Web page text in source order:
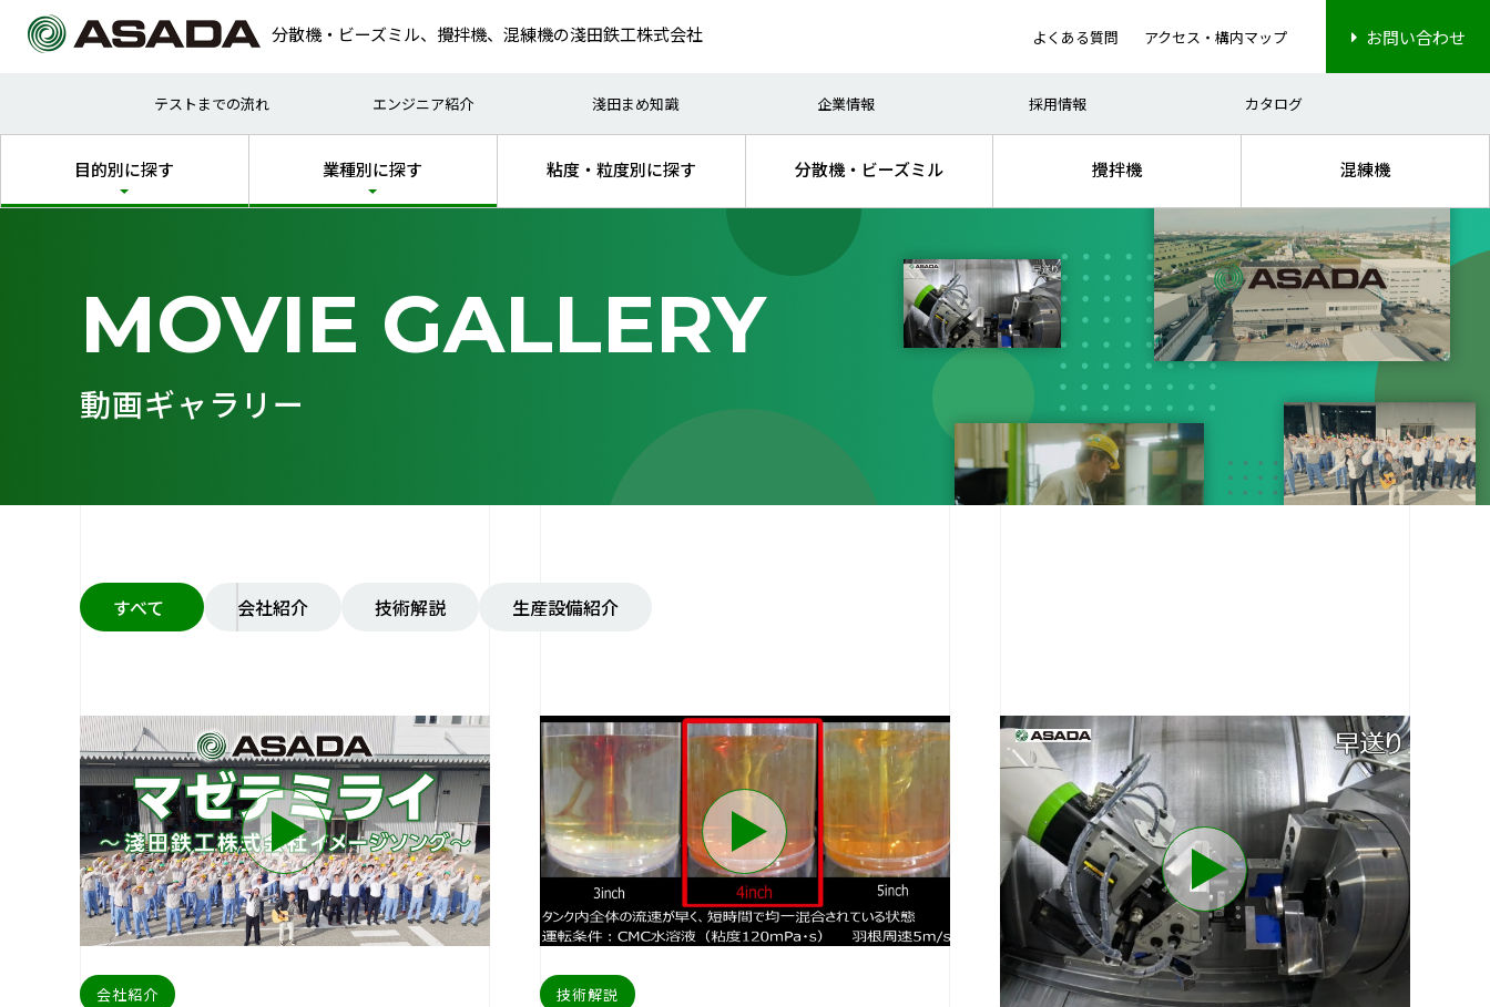
分散機・ビーズミル、攪拌機、混練機の淺田鉄工株式会社 よくある質問 アクセス・構内マップ お問い合わせ
テストまでの流れ エンジニア紹介 淺田まめ知識 企業情報 採用情報 カタログ
目的別に探す
試作（研究） ナノ分散 高粘度処理
乾式処理
混練
業種別に探す
塗料・インキ 電子部品 ディスプレイ
化粧品・医薬品
機能性材料
粘度・粒度別に探す
分散機・ビーズミル 攪拌機 混練機
MOVIE GALLERY
動画ギャラリー
すべて 会社紹介 技術解説 生産設備紹介
会社紹介 技術解説